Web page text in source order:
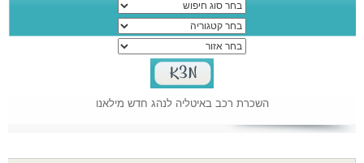
השכרת רכב באיטליה לנהג חדש מילאנו